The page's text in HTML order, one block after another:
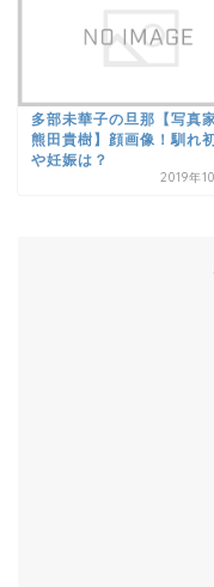
多部未華子の旦那【写真
熊田貴樹】顔画像！馴れ
や妊娠は？
2019年